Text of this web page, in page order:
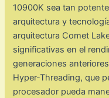
10900K sea tan
arquitectura y
arquitectura Comet
significativas en el
generaciones
Hyper-Threading, que
procesador pueda